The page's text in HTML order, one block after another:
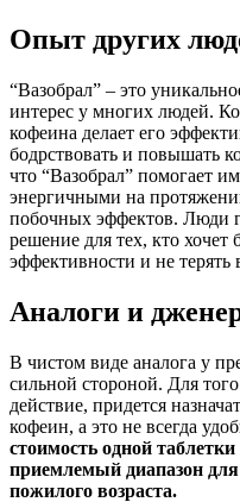
Опыт других
“Вазобрал” – это
интерес у многих людей.
кофеина делает его
бодрствовать и повышать
что “Вазобрал” помогает
энергичными на
побочных эффектов. Люди
решение для тех, кто хочет
эффективности и не терять
Аналоги и
В чистом виде аналога у
сильной стороной. Для
действие, придется
кофеин, а это не всегда
стоимость одной
приемлемый диапазон
пожилого возраста.